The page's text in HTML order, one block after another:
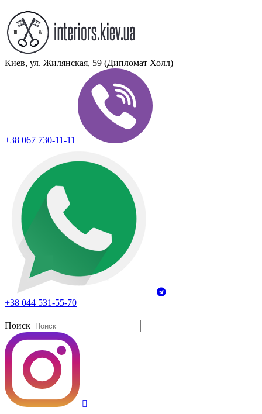
Киев, ул. Жилянская, 59 (Дипломат Холл)
+38 067 730-11-11
+38 044 531-55-70
Поиск